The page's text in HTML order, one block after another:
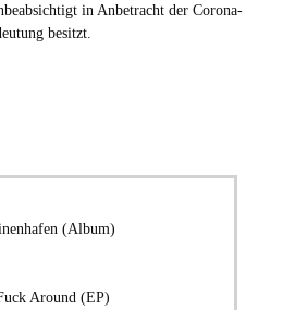
in Anbetracht der Corona-
besitzt.
(Album)
Around (EP)